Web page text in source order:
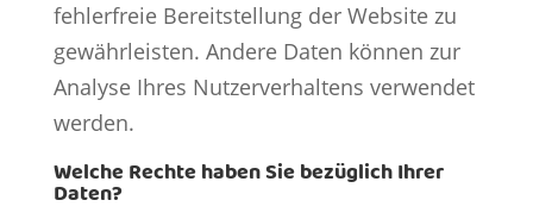
fehlerfreie Bereitstellung der Website zu
gewährleisten. Andere Daten können zur
Analyse Ihres Nutzerverhaltens verwendet
werden.
Welche Rechte haben Sie bezüglich Ihrer
Daten?